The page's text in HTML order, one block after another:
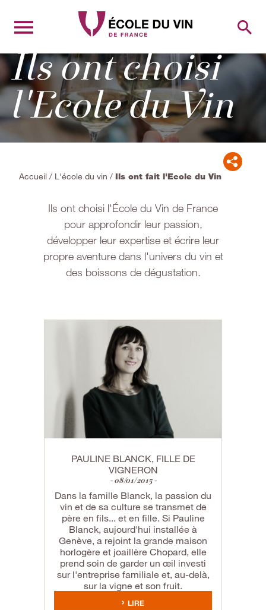
Ils ont choisi
l'Ecole du Vin
Accueil / L'école du vin / Ils ont fait l'Ecole du Vin
Ils ont choisi l'École du Vin de France
pour approfondir leur passion,
développer leur expertise et écrire leur
propre aventure dans l'univers du vin et
des boissons de dégustation.
PAULINE BLANCK, FILLE DE
VIGNERON
08/01/2015
Dans la famille Blanck, la passion du
vin et de sa culture se transmet de
père en fils... et en fille. Si Pauline
Blanck, aujourd'hui installée à
Genève, a rejoint la grande maison
horlogère et joaillère Chopard, elle
prend soin de garder un œil investi
sur l'entreprise familiale et, au-delà,
sur la vigne et son fruit.
LIRE